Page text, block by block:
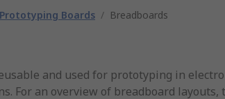
Prototyping Boards / Breadboards
and used for prototyping in
For an overview of breadboard layouts,